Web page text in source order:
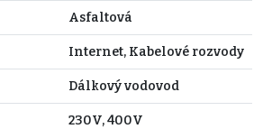
Asfaltová
Internet, Kabelové rozvody
Dálkový vodovod
230V, 400V